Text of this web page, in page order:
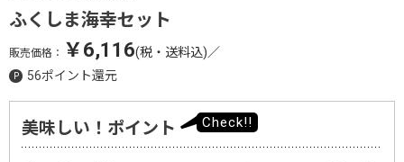
ふくしま海幸セット
販売価格： ￥6,116(税・送料込)／
56ポイント還元
美味しい！ポイント